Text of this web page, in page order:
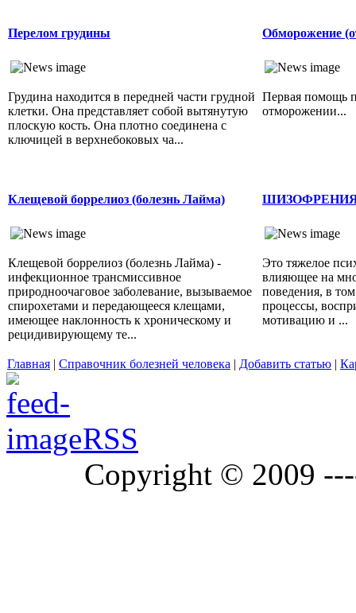
Перелом грудины
Грудина находится в передней части грудной
клетки. Она представляет собой вытянутую
плоскую кость. Она плотно соединена с
ключицей в верхнебоковых ча...
Обморожение
Первая помощь
отморожении...
Клещевой боррелиоз (болезнь Лайма)
Клещевой боррелиоз (болезнь Лайма) -
инфекционное трансмиссивное
природноочаговое заболевание, вызываемое
спирохетами и передающееся клещами,
имеющее наклонность к хроническому и
рецидивирующему те...
Это тяжелое
влияющее на
поведения, в
процессы,
мотивацию и ...
Главная | Справочник болезней человека | Добавить статью |
RSS
Copyright © 2009